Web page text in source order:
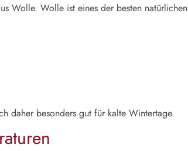
Wolle. Wolle ist eines der besten natürlichen
daher besonders gut für kalte Wintertage.